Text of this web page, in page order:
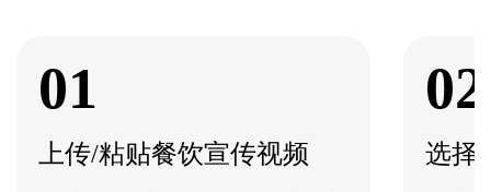
01
上传/粘贴餐饮宣传视频
02
选择